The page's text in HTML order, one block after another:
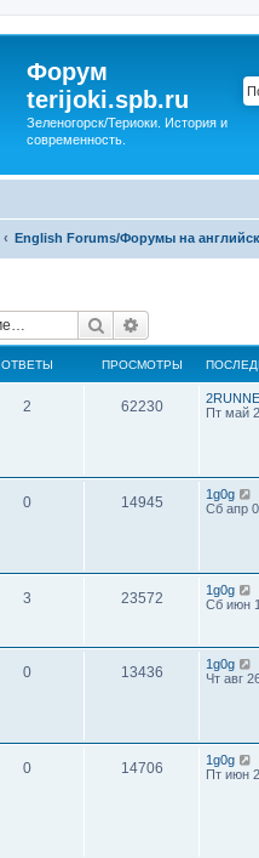
Форум
terijoki.spb.ru
Зеленогорск/Териоки. История и
современность.
English Forums/Форумы на
Поиск
ОТВЕТЫ ПРОСМОТРЫ
2 62230
Пт май
0 14945
1g0g
Сб апр
3 23572
1g0g
Сб июн
0 13436
1g0g
Чт авг
0 14706
1g0g
Пт июн